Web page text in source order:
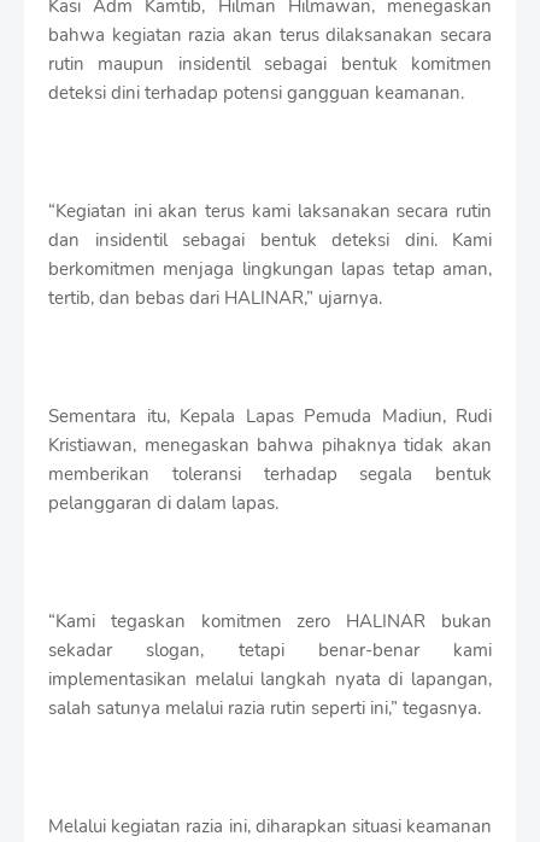
Kasi Adm Kamtib, Hilman Hilmawan, menegaskan
bahwa kegiatan razia akan terus dilaksanakan secara
rutin maupun insidentil sebagai bentuk komitmen
deteksi dini terhadap potensi gangguan keamanan.
“Kegiatan ini akan terus kami laksanakan secara rutin
dan insidentil sebagai bentuk deteksi dini. Kami
berkomitmen menjaga lingkungan lapas tetap aman,
tertib, dan bebas dari HALINAR,” ujarnya.
Sementara itu, Kepala Lapas Pemuda Madiun, Rudi
Kristiawan, menegaskan bahwa pihaknya tidak akan
memberikan toleransi terhadap segala bentuk
pelanggaran di dalam lapas.
“Kami tegaskan komitmen zero HALINAR bukan
sekadar slogan, tetapi benar-benar kami
implementasikan melalui langkah nyata di lapangan,
salah satunya melalui razia rutin seperti ini,” tegasnya.
Melalui kegiatan razia ini, diharapkan situasi keamanan